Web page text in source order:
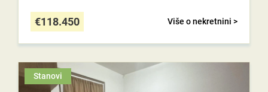
Više o nekretnini >
€118.450
Stanovi